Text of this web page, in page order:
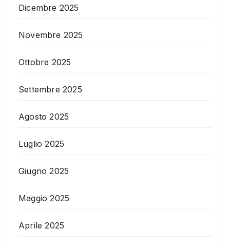
Dicembre 2025
Novembre 2025
Ottobre 2025
Settembre 2025
Agosto 2025
Luglio 2025
Giugno 2025
Maggio 2025
Aprile 2025